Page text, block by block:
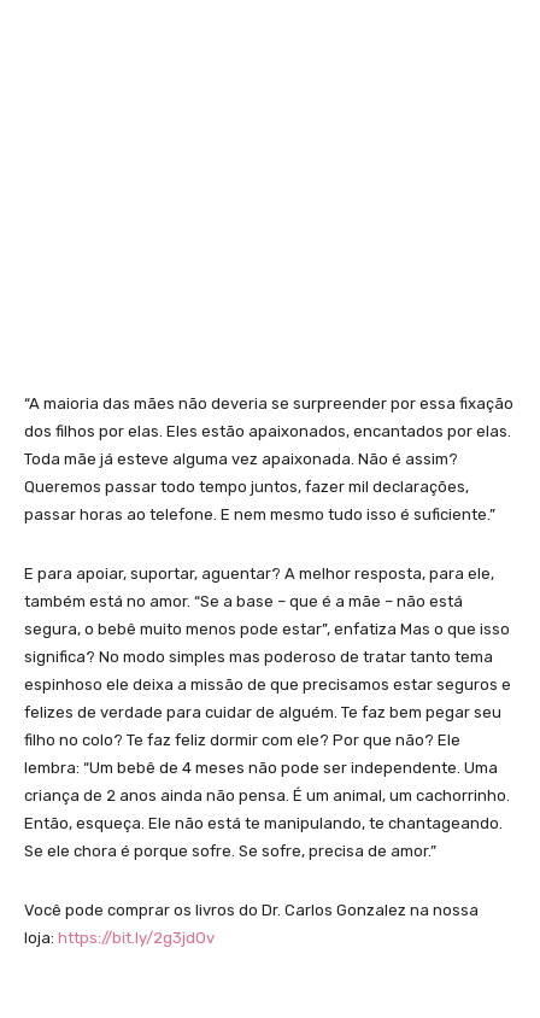
“A maioria das mães não deveria se surpreender por essa fixação
dos filhos por elas. Eles estão apaixonados, encantados por elas.
Toda mãe já esteve alguma vez apaixonada. Não é assim?
Queremos passar todo tempo juntos, fazer mil declarações,
passar horas ao telefone. E nem mesmo tudo isso é suficiente.”
E para apoiar, suportar, aguentar? A melhor resposta, para ele,
também está no amor. “Se a base – que é a mãe – não está
segura, o bebê muito menos pode estar”, enfatiza Mas o que isso
significa? No modo simples mas poderoso de tratar tanto tema
espinhoso ele deixa a missão de que precisamos estar seguros e
felizes de verdade para cuidar de alguém. Te faz bem pegar seu
filho no colo? Te faz feliz dormir com ele? Por que não? Ele
lembra: “Um bebê de 4 meses não pode ser independente. Uma
criança de 2 anos ainda não pensa. É um animal, um cachorrinho.
Então, esqueça. Ele não está te manipulando, te chantageando.
Se ele chora é porque sofre. Se sofre, precisa de amor.”
Você pode comprar os livros do Dr. Carlos Gonzalez na nossa
loja: https://bit.ly/2g3jdOv